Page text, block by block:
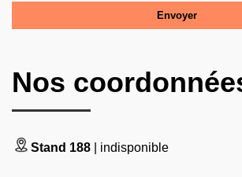
Nos
Stand 188 | indisponible